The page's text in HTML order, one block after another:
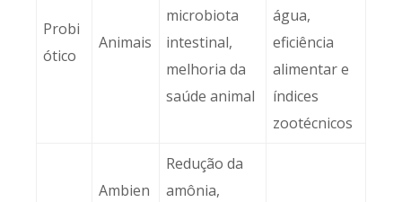
Probi
ótico
Animais
microbiota
intestinal,
melhoria da
saúde animal
água,
eficiência
alimentar e
índices
zootécnicos
Ambien
Redução da
amônia,